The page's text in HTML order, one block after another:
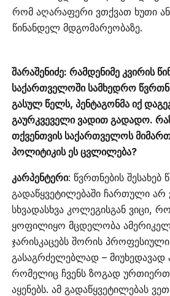
რომ აღარაფერი ვთქვათ ხუთი
წინანდელ მდგომარეობაზე.
შარაშენიძე: რამდენიმე კვირის
საქართველოში სამხედრო
გასულ წელს, პენტაგონმა იქ
გაურკვეველი ვადით გადადო.
თქვენთვის საქართველოს
პოლიტიკის ეს ცვლილება?
კარპენტერი: წვრთნების
გადაწყვეტილებაში ჩართული არ
სხვადასხვა კოლეგისგან ვიცი,
ყოფილიყო მცდელობა
ჯარისკაცებს შორის პროფესიული
გასაგრძელებლად – მიუხედავად
რომელიც ჩვენს ზოგად
აყენებს. ამ გადაწყვეტილებას